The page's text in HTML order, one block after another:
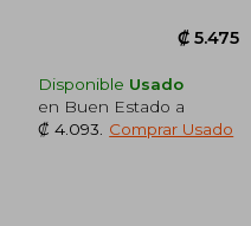
Disponible Usado
en Buen Estado a
₡ 4.093
Comprar Usado